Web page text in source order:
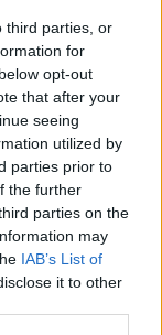
third parties, or
for
opt-out
that after your
seeing
utilized by
parties prior to
the further
parties on the
may
IAB’s List of
it to other
πιο hot
θέλεις να τα
τη